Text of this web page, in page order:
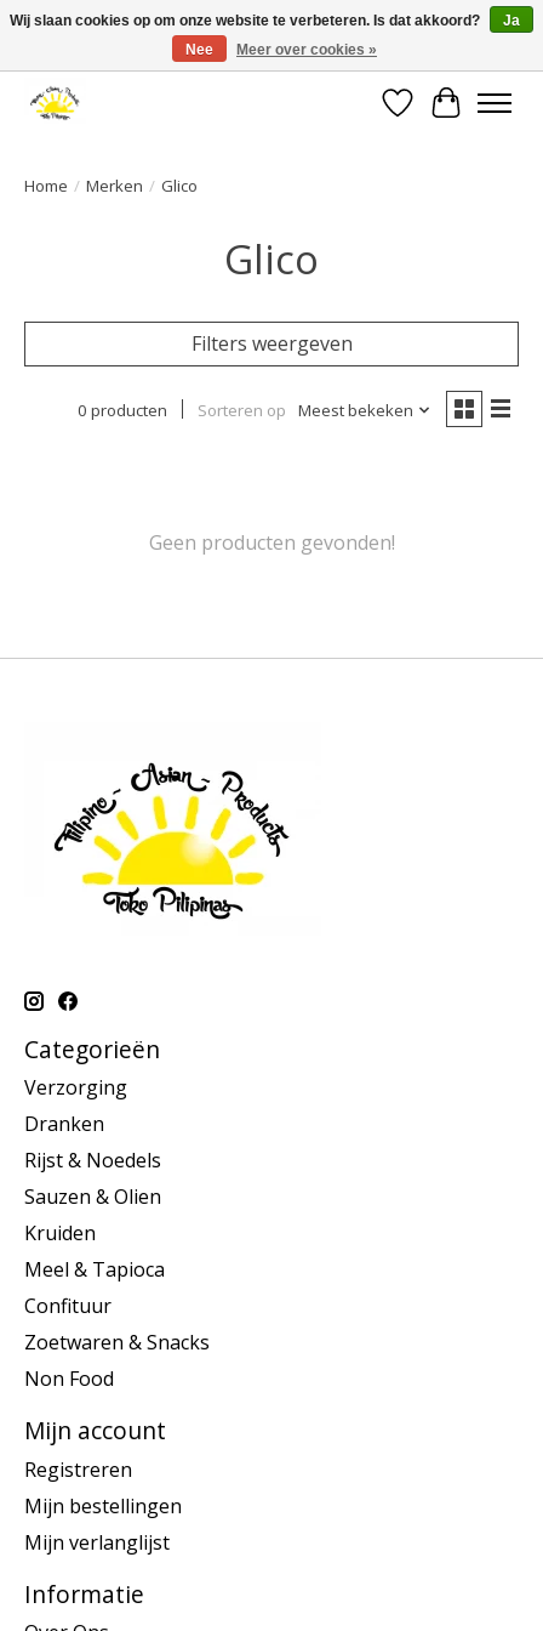
Large selection of products and fast shipping!
Verlanglijst
Home / Merken / Glico
Glico
Filters weergeven
0 producten Sorteren op Meest bekeken
Geen producten gevonden!
Categorieën
Verzorging
Dranken
Rijst & Noedels
Sauzen & Olien
Kruiden
Meel & Tapioca
Confituur
Zoetwaren & Snacks
Non Food
Mijn account
Registreren
Mijn bestellingen
Mijn verlanglijst
Informatie
Wij slaan cookies op om onze website te verbeteren. Is dat akkoord?
Ja
Nee
Meer over cookies »